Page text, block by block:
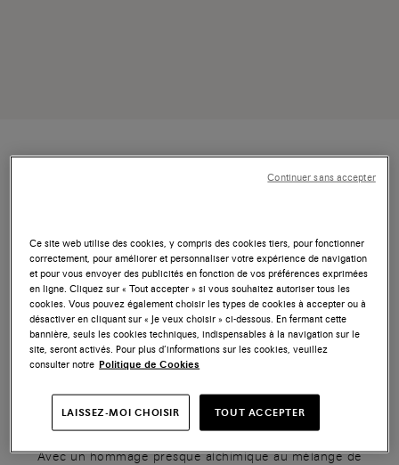
croisement de styles, mais surtout une célébration de
Pour Santoni, chaque paire de chaussures est un chef-
d’œuvre conçu pour résister à l’épreuve du temps
et se démarquer de la foule, avant tout par le pouvoir de la
couleur, fruit du savoir-faire unique de la marque. Le
traitement signature « Velatura » de Santoni est une
technique de coloration manuelle semblable à la peinture :
les couleurs individuelles sont appliquées à la main en
volumétrique avec des nuances exquises et inattendues.
Avec un hommage presque alchimique au mélange de
Ce site web utilise des cookies, y compris des cookies tiers, pour fonctionner
correctement, pour améliorer et personnaliser votre expérience de navigation
et pour vous envoyer des publicités en fonction de vos préférences exprimées
en ligne. Cliquez sur « Tout accepter » si vous souhaitez autoriser tous les
cookies. Vous pouvez également choisir les types de cookies à accepter ou à
désactiver en cliquant sur « Je veux choisir » ci-dessous. En fermant cette
bannière, seuls les cookies techniques, indispensables à la navigation sur le
site, seront activés. Pour plus d’informations sur les cookies, veuillez
consulter notre Politique de Cookies
LAISSEZ-MOI CHOISIR TOUT ACCEPTER
Continuer sans accepter